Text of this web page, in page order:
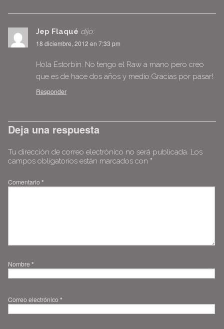
Jep Flaqué dijo:
18 diciembre, 2012 en 7:33 pm
Hola Estorbin. No tengo el Raw a mano pero creo
que es de hace dos años y medio.Gracias por pasar!
Responder
Deja una respuesta
Tu dirección de correo electrónico no será publicada. Los
campos obligatorios están marcados con *
Comentario *
Nombre *
Correo electrónico *